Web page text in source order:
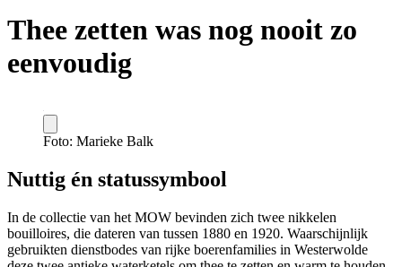
Thee zetten was nog nooit zo
eenvoudig
Foto: Marieke Balk
Nuttig én statussymbool
In de collectie van het MOW bevinden zich twee nikkelen
bouilloires, die dateren van tussen 1880 en 1920. Waarschijnlijk
gebruikten dienstbodes van rijke boerenfamilies in Westerwolde